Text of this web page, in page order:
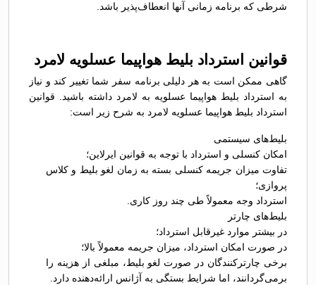
شرطی که برنامه زمانی آنها انعطاف‌پذیر باشد.
قوانین استرداد بلیط هواپیما عسلویه لامرد
گاهی ممکن است به هر دلیلی برنامه سفر شما تغییر کند و نیاز
به استرداد بلیط هواپیما عسلویه به لامرد داشته باشید. قوانین
استرداد بلیط هواپیما عسلویه لامرد به شرح زیر است:
بلیط‌های سیستمی
امکان کنسلی و استرداد با توجه به قوانین ایرلاین؛
تفاوت میزان جریمه کنسلی بسته به زمان لغو بلیط و کلاس
پروازی؛
استرداد وجه معمولاً طی چند روز کاری.
بلیط‌های چارتر
در بیشتر موارد غیرقابل استرداد؛
در صورت امکان استرداد، میزان جریمه معمولاً بالا؛
برخی چارترکنندگان در صورت لغو بلیط، مبلغی از هزینه را
برمی‌گردانند، اما شرایط بستگی به آژانس ارائه‌دهنده دارد.